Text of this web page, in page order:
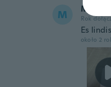
M Mireya
Rok
Es
około 2